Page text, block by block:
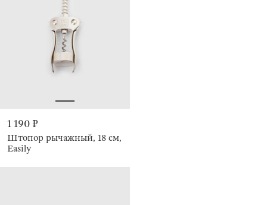
1 190 ₽
Штопор рычажный, 18 см,
Easily